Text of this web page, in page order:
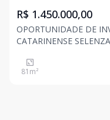
R$ 1.450.000,00
OPORTUNIDADE DE
CATARINENSE SELENZA HOME, localizado na Praia
com extensa área de
nadar e surfar. Este empreendimento de 6 andares
81 m²